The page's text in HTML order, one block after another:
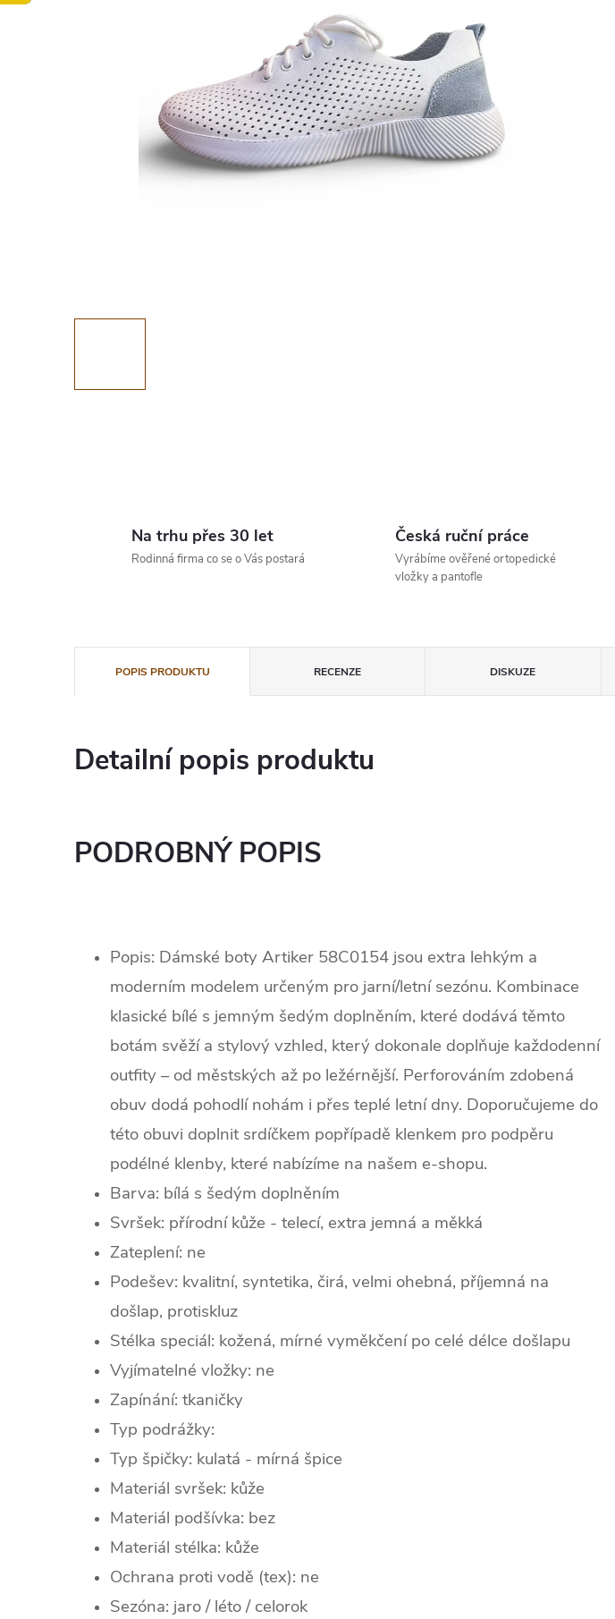
Na trhu přes 30 let
Rodinná firma co se o Vás postará
Česká ruční práce
Vyrábíme ověřené ortopedické
vložky a pantofle
POPIS PRODUKTU RECENZE DISKUZE
Detailní popis produktu
PODROBNÝ POPIS
Popis: Dámské boty Artiker 58C0154 jsou extra lehkým a
moderním modelem určeným pro jarní/letní sezónu. Kombinace
klasické bílé s jemným šedým doplněním, které dodává těmto
botám svěží a stylový vzhled, který dokonale doplňuje každodenní
outfity –od městských až po ležérnější. Perforováním zdobená
obuv dodá pohodlí nohám i přes teplé letní dny. Doporučujeme do
této obuvi doplnit srdíčkem popřípadě klenkem pro podpěru
podélné klenby, které nabízíme na našem e-shopu.
Barva: bílá s šedým doplněním
Svršek: přírodní kůže - telecí, extra jemná a měkká
Zateplení: ne
Podešev: kvalitní, syntetika, čirá, velmi ohebná, příjemná na
došlap, protiskluz
Stélka speciál: kožená, mírné vyměkčení po celé délce došlapu
Vyjímatelné vložky: ne
Zapínání: tkaničky
Typ podrážky:
Typ špičky: kulatá - mírná špice
Materiál svršek: kůže
Materiál podšívka: bez
Materiál stélka: kůže
Ochrana proti vodě (tex): ne
Sezóna: jaro / léto / celorok